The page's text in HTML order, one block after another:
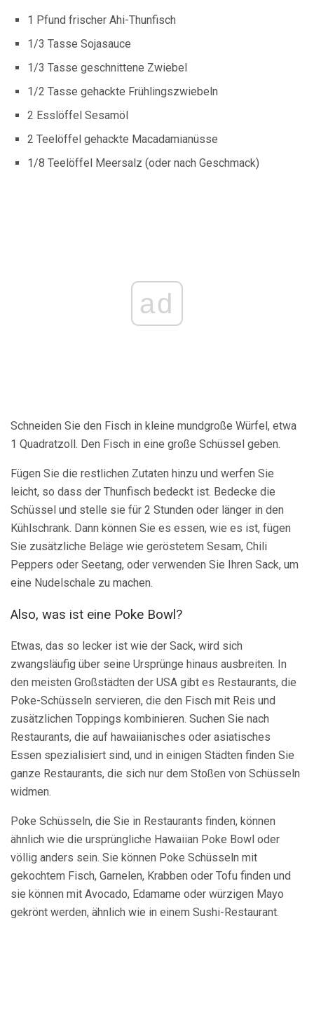
1 Pfund frischer Ahi-Thunfisch
1/3 Tasse Sojasauce
1/3 Tasse geschnittene Zwiebel
1/2 Tasse gehackte Frühlingszwiebeln
2 Esslöffel Sesamöl
2 Teelöffel gehackte Macadamianüsse
1/8 Teelöffel Meersalz (oder nach Geschmack)
ad
Schneiden Sie den Fisch in kleine mundgroße Würfel, etwa
1 Quadratzoll. Den Fisch in eine große Schüssel geben.
Fügen Sie die restlichen Zutaten hinzu und werfen Sie
leicht, so dass der Thunfisch bedeckt ist. Bedecke die
Schüssel und stelle sie für 2 Stunden oder länger in den
Kühlschrank. Dann können Sie es essen, wie es ist, fügen
Sie zusätzliche Beläge wie geröstetem Sesam, Chili
Peppers oder Seetang, oder verwenden Sie Ihren Sack, um
eine Nudelschale zu machen.
Also, was ist eine Poke Bowl?
Etwas, das so lecker ist wie der Sack, wird sich
zwangsläufig über seine Ursprünge hinaus ausbreiten. In
den meisten Großstädten der USA gibt es Restaurants, die
Poke-Schüsseln servieren, die den Fisch mit Reis und
zusätzlichen Toppings kombinieren. Suchen Sie nach
Restaurants, die auf hawaiianisches oder asiatisches
Essen spezialisiert sind, und in einigen Städten finden Sie
ganze Restaurants, die sich nur dem Stoßen von Schüsseln
widmen.
Poke Schüsseln, die Sie in Restaurants finden, können
ähnlich wie die ursprüngliche Hawaiian Poke Bowl oder
völlig anders sein. Sie können Poke Schüsseln mit
gekochtem Fisch, Garnelen, Krabben oder Tofu finden und
sie können mit Avocado, Edamame oder würzigen Mayo
gekrönt werden, ähnlich wie in einem Sushi-Restaurant.